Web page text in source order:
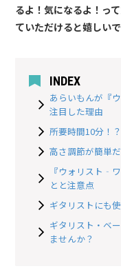
るよ！気になるよ！っ
ていただけると嬉しいで
INDEX
あらいもんが『
注目した理由
所要時間10分！
高さ調節が簡単
『ウォリスト‐
とと注意点
ギタリストにも
ギタリスト・ベ
ませんか？